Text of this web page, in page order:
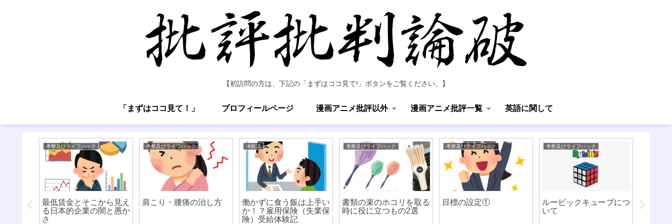
【初訪問の方は、下記の「まずはココ見て!」ボタンをご覧ください。】
「まずはココ見て！」 プロフィールページ 漫画アニメ批評以外 漫画アニメ批評一覧 英語に関して
れらが
考察及びライフハック
最低賃金とそこから見え
る日本的企業の闇と愚か
さ
考察及びライフハック
肩こり・腰痛の治し方
体験談
働かずに食う飯は上手い
か！？雇用保険（失業保
険）受給体験記
考察及びライフハック
書類の束のホコリを取る
時に役に立つもの2選
考察及びライフハック
目標の設定①
考察及びライフハック
ルービックキューブにつ
いて
書籍「
に忘れ